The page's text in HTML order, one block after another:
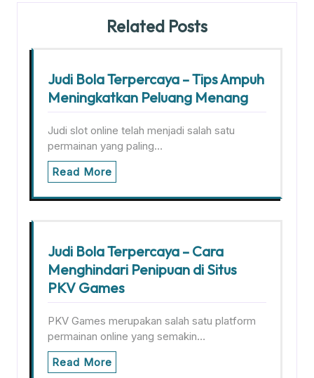
Related Posts
Judi Bola Terpercaya – Tips Ampuh
Meningkatkan Peluang Menang
Judi slot online telah menjadi salah satu
permainan yang paling…
Read More
Judi Bola Terpercaya – Cara
Menghindari Penipuan di Situs
PKV Games
PKV Games merupakan salah satu platform
permainan online yang semakin…
Read More